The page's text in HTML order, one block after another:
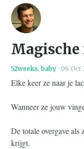
52weeks,baby·06 Oct
Elke keer ze naar je
Wanneer ze jouw
De totale overgave
krijgt.